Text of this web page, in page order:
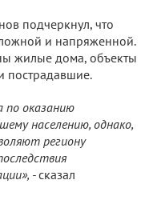
подчеркнул, что
и напряженной.
жилые дома, объекты
пострадавшие.
по оказанию
населению, однако,
региону
-сказал